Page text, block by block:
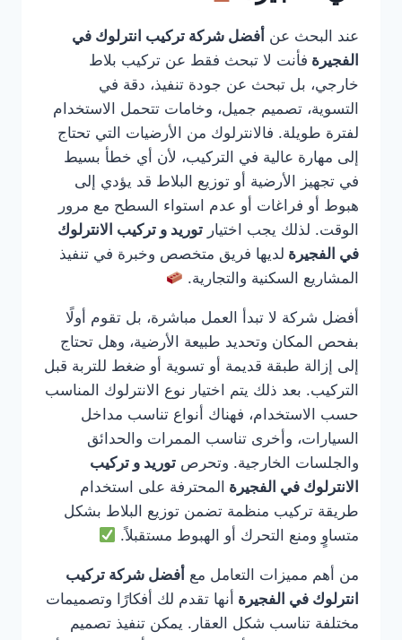
عند البحث عن أفضل شركة تركيب انترلوك في
الفجيرة فأنت لا تبحث فقط عن تركيب بلاط
خارجي، بل تبحث عن جودة تنفيذ، دقة في
التسوية، تصميم جميل، وخامات تتحمل الاستخدام
لفترة طويلة. فالانترلوك من الأرضيات التي تحتاج
إلى مهارة عالية في التركيب، لأن أي خطأ بسيط
في تجهيز الأرضية أو توزيع البلاط قد يؤدي إلى
هبوط أو فراغات أو عدم استواء السطح مع مرور
الوقت. لذلك يجب اختيار توريد و تركيب الانترلوك
في الفجيرة لديها فريق متخصص وخبرة في تنفيذ
المشاريع السكنية والتجارية.
أفضل شركة لا تبدأ العمل مباشرة، بل تقوم أولًا
بفحص المكان وتحديد طبيعة الأرضية، وهل تحتاج
إلى إزالة طبقة قديمة أو تسوية أو ضغط للتربة قبل
التركيب. بعد ذلك يتم اختيار نوع الانترلوك المناسب
حسب الاستخدام، فهناك أنواع تناسب مداخل
السيارات، وأخرى تناسب الممرات والحدائق
والجلسات الخارجية. وتحرص توريد و تركيب
الانترلوك في الفجيرة المحترفة على استخدام
طريقة تركيب منظمة تضمن توزيع البلاط بشكل
متساوٍ ومنع التحرك أو الهبوط مستقبلاً.
من أهم مميزات التعامل مع أفضل شركة تركيب
انترلوك في الفجيرة أنها تقدم لك أفكارًا وتصميمات
مختلفة تناسب شكل العقار. يمكن تنفيذ تصميم